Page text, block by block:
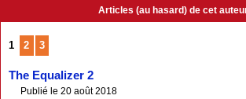
Articles (au hasard) de cet
1 2 3
The Equalizer 2
Publié le 20 août 2018